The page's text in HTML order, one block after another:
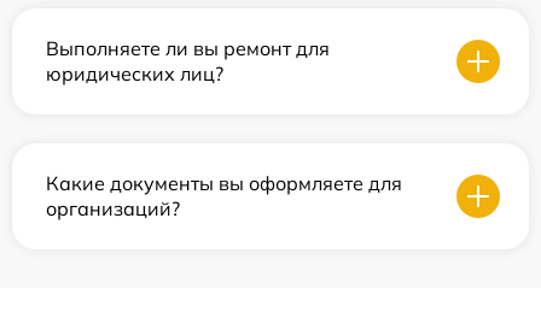
Выполняете ли вы ремонт для
юридических лиц?
Какие документы вы оформляете для
организаций?